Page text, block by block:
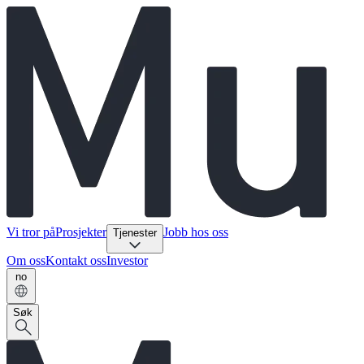
Vi tror påProsjekter Tjenester Jobb hos oss
Om ossKontakt ossInvestor
no
Søk